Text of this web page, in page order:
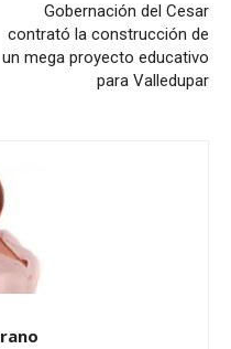
Gobernación del Cesar
contrató la construcción de
un mega proyecto educativo
para Valledupar